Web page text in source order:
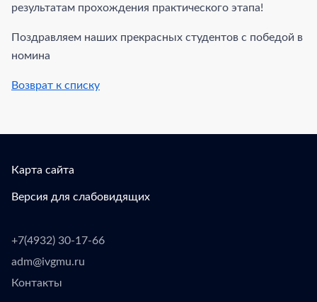
результатам прохождения практического этапа!
Поздравляем наших прекрасных студентов с победой в
номина
Возврат к списку
Карта сайта
Версия для слабовидящих
+7(4932) 30-17-66
adm@ivgmu.ru
Контакты